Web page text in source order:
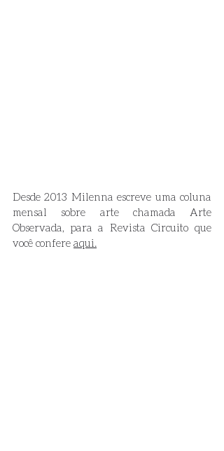
Desde 2013 Milenna escreve uma coluna
mensal sobre arte chamada Arte
Observada, para a Revista Circuito que
você confere aqui.